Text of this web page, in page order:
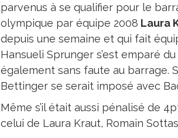
parvenus à se qualifier pour le
olympique par équipe 2008 Laura
depuis une semaine et qui fait
Hansueli Sprunger s’est emparé
également sans faute au barrage.
Bettinger se serait imposé avec
Même s’il était aussi pénalisé de
celui de Laura Kraut, Romain